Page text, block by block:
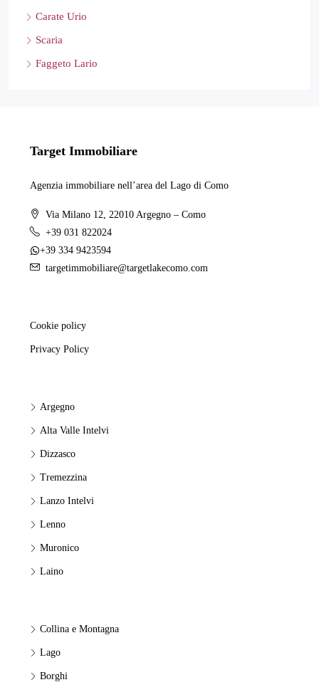
Carate Urio
Scaria
Faggeto Lario
Target Immobiliare
Agenzia immobiliare nell’area del Lago di Como
Via Milano 12, 22010 Argegno – Como
+39 031 822024
+39 334 9423594
targetimmobiliare@targetlakecomo.com
Cookie policy
Privacy Policy
Argegno
Alta Valle Intelvi
Dizzasco
Tremezzina
Lanzo Intelvi
Lenno
Muronico
Laino
Collina e Montagna
Lago
Borghi